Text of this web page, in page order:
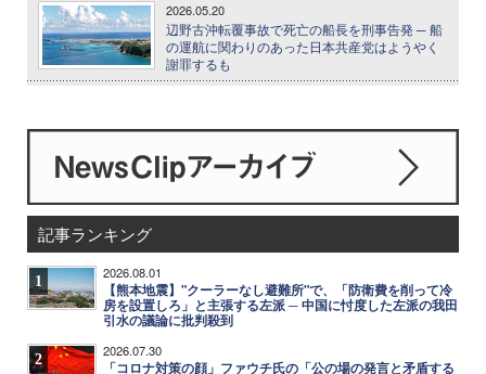
2026.05.20
辺野古沖転覆事故で死亡の船長を刑事告発 ─ 船
の運航に関わりのあった日本共産党はようやく
謝罪するも
記事ランキング
1 2026.08.01
【熊本地震】"クーラーなし避難所"で、「防衛費を削って冷
房を設置しろ」と主張する左派 ─ 中国に忖度した左派の我田
引水の議論に批判殺到
2 2026.07.30
「コロナ対策の顔」ファウチ氏の「公の場の発言と矛盾する